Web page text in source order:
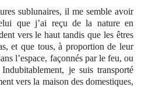
sublunaires, il me semble avoir
que j’ai reçu de la nature en
vers le haut tandis que les êtres
et que tous, à proportion de leur
l’espace, façonnés par le feu, ou
je suis transporté
vers la maison des domestiques,